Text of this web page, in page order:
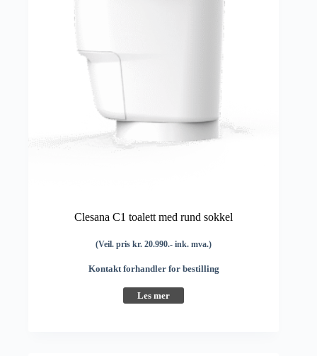
Clesana C1 toalett med rund sokkel
(Veil. pris kr. 20.990.- ink. mva.)
Kontakt forhandler for bestilling
Les mer